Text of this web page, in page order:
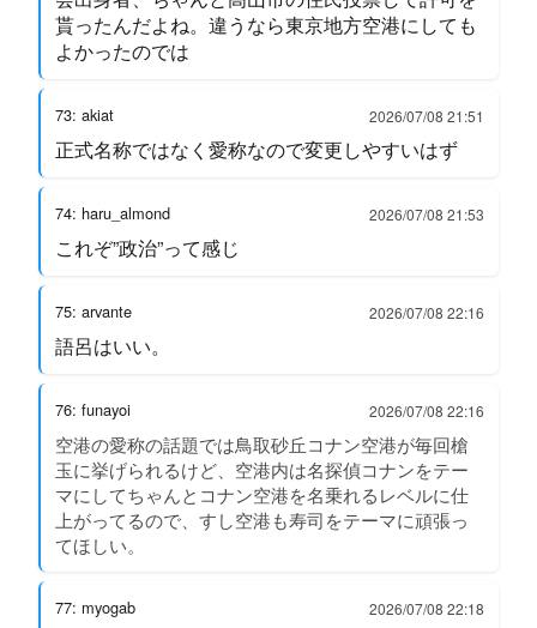
貰ったんだよね。違うなら東京地方空港にしても
よかったのでは
73: akiat 2026/07/08 21:51
正式名称ではなく愛称なので変更しやすいはず
74: haru_almond 2026/07/08 21:53
これぞ”政治”って感じ
75: arvante 2026/07/08 22:16
語呂はいい。
76: funayoi 2026/07/08 22:16
空港の愛称の話題では鳥取砂丘コナン空港が毎回槍
玉に挙げられるけど、空港内は名探偵コナンをテー
マにしてちゃんとコナン空港を名乗れるレベルに仕
上がってるので、すし空港も寿司をテーマに頑張っ
てほしい。
77: myogab 2026/07/08 22:18